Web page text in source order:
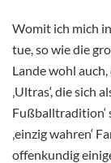
Womit ich mich
tue, so wie die
Lande wohl
‚Ultras‘, die sich
Fußballtradition‘
‚einzig wahren‘
offenkundig